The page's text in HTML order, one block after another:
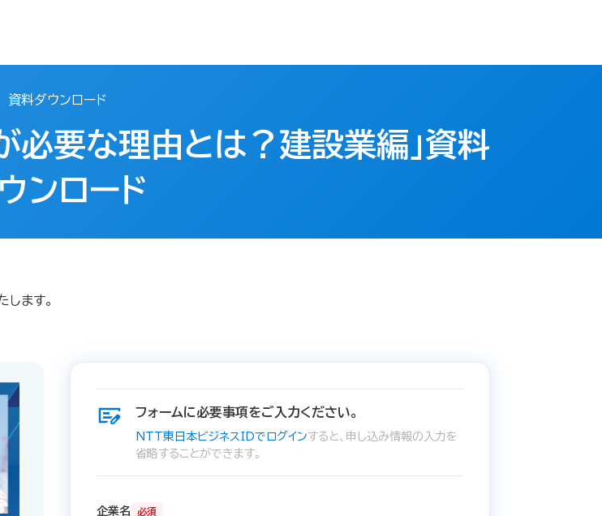
資料ダウンロード
要な理由とは？建設業編」資料
ンロード
ます。
フォームに必要事項をご入力ください。
NTT東日本ビジネスIDでログインすると、申し込み情報の入力を
省略することができます。
必須
企業名